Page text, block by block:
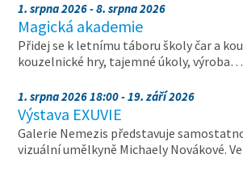
1. srpna 2026 - 8. srpna 2026
Magická akademie
Přidej se k letnímu táboru školy čar a
kouzelnické hry, tajemné úkoly, výroba…
1. srpna 2026 18:00 - 19. září 2026
Výstava EXUVIE
Galerie Nemezis představuje
vizuální umělkyně Michaely Novákové.